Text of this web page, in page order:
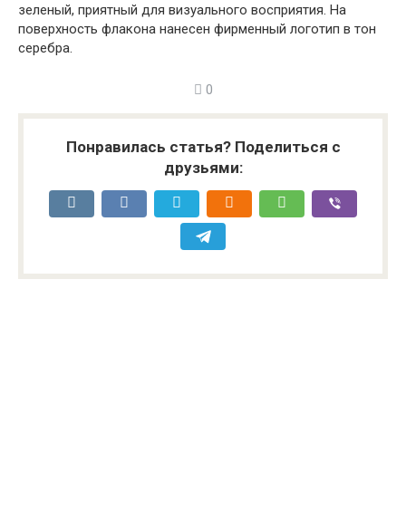
зеленый, приятный для визуального восприятия. На
поверхность флакона нанесен фирменный логотип в тон
серебра.
0
Понравилась статья? Поделиться с
друзьями: